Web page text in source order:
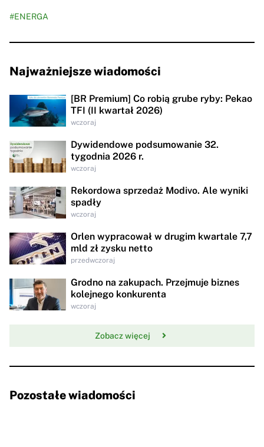
#ENERGA
Najważniejsze wiadomości
[BR Premium] Co robią grube ryby: Pekao
TFI (II kwartał 2026)
wczoraj
Dywidendowe podsumowanie 32.
tygodnia 2026 r.
wczoraj
Rekordowa sprzedaż Modivo. Ale wyniki
spadły
wczoraj
Orlen wypracował w drugim kwartale 7,7
mld zł zysku netto
przedwczoraj
Grodno na zakupach. Przejmuje biznes
kolejnego konkurenta
wczoraj
Zobacz więcej
Pozostałe wiadomości